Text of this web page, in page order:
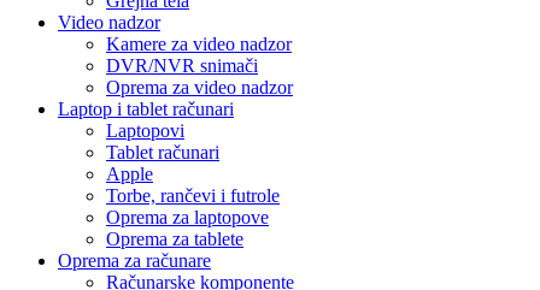
Video nadzor
Kamere za video nadzor
DVR/NVR snimači
Oprema za video nadzor
Laptop i tablet računari
Laptopovi
Tablet računari
Apple
Torbe, rančevi i futrole
Oprema za laptopove
Oprema za tablete
Oprema za računare
Računarske komponente